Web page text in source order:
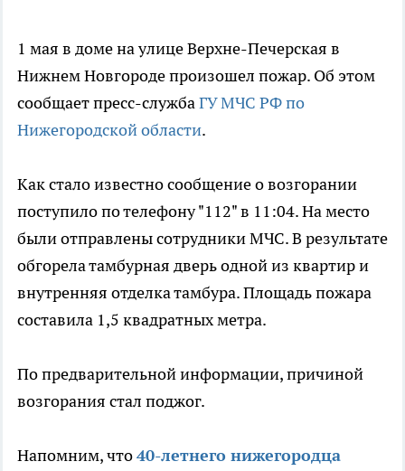
1 мая в доме на улице Верхне-Печерская в
Нижнем Новгороде произошел пожар. Об этом
сообщает пресс-службаГУ МЧС РФ по
Нижегородской области.
Как стало известно сообщение о возгорании
поступило по телефону "112" в 11:04. На место
были отправлены сотрудники МЧС. В результате
обгорела тамбурная дверь одной из квартир и
внутренняя отделка тамбура. Площадь пожара
составила 1,5 квадратных метра.
По предварительной информации, причиной
возгорания стал поджог.
Напомним, что40-летнего нижегородца